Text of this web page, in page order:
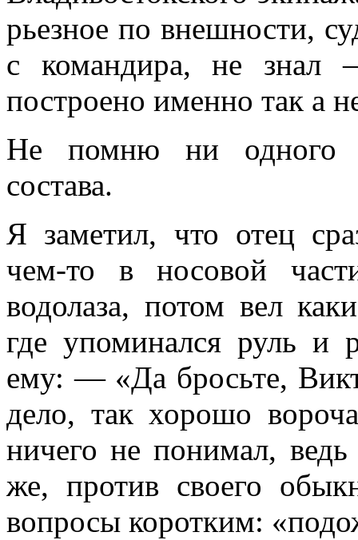
рьезное по внешности,
с командира, не
построено именно так а
Не помню ни одного
состава.
Я заметил, что отец
чем-то в носовой
водолаза, потом вел
где упоминался руль и
ему: — «Да бросьте,
де­ло, так хорошо
ничего не понимал,
же, против своего
вопросы коротким: